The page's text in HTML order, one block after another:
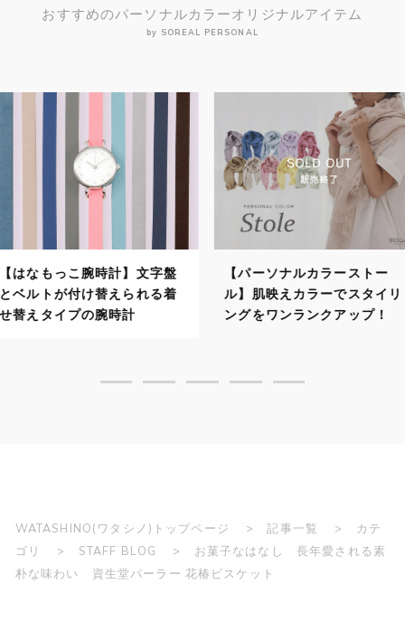
おすすめのパーソナルカラーオリジナルアイテム
by SOREAL PERSONAL
】文字盤
られる着
計
【パーソナルカラーストー
ル】肌映えカラーでスタイリ
ングをワンランクアップ！
【パーソ
自分に似
で顔映り
WATASHINO(ワタシノ)トップページ 記事一覧
カテ
ゴリ
STAFF BLOG
お菓子なはなし 長年愛される素
朴な味わい 資生堂パーラー 花椿ビスケット